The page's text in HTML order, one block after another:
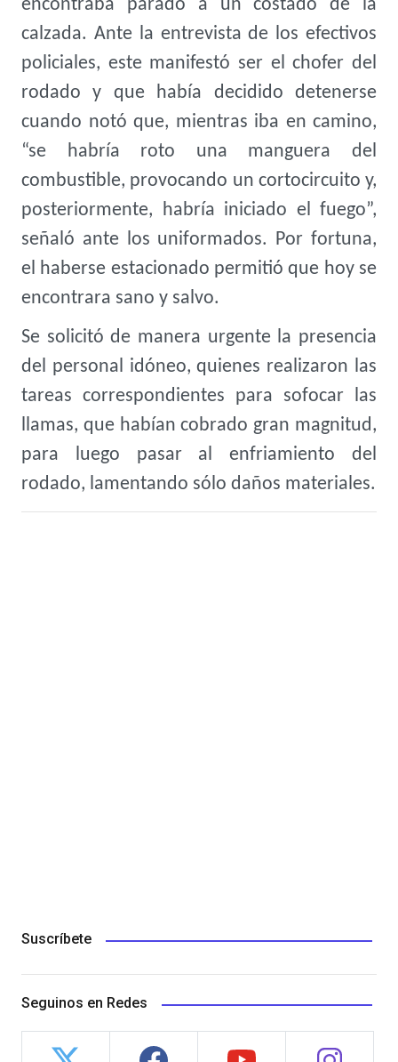
encontraba parado a un costado de la
calzada. Ante la entrevista de los efectivos
policiales, este manifestó ser el chofer del
rodado y que había decidido detenerse
cuando notó que, mientras iba en camino,
“se habría roto una manguera del
combustible, provocando un cortocircuito y,
posteriormente, habría iniciado el fuego”,
señaló ante los uniformados. Por fortuna,
el haberse estacionado permitió que hoy se
encontrara sano y salvo.
Se solicitó de manera urgente la presencia
del personal idóneo, quienes realizaron las
tareas correspondientes para sofocar las
llamas, que habían cobrado gran magnitud,
para luego pasar al enfriamiento del
rodado, lamentando sólo daños materiales.
Suscríbete
Seguinos en Redes